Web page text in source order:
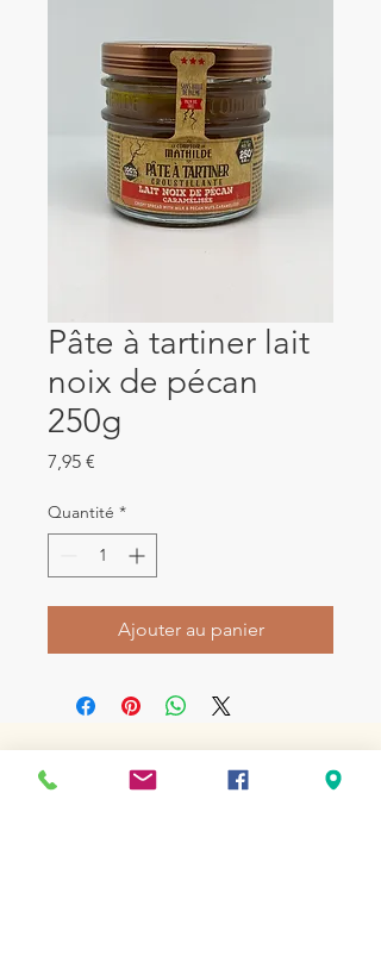
Pâte à tartiner lait
noix de pécan
250g
7,95 €
Quantité *
Ajouter au panier
LA BOUTIQUE